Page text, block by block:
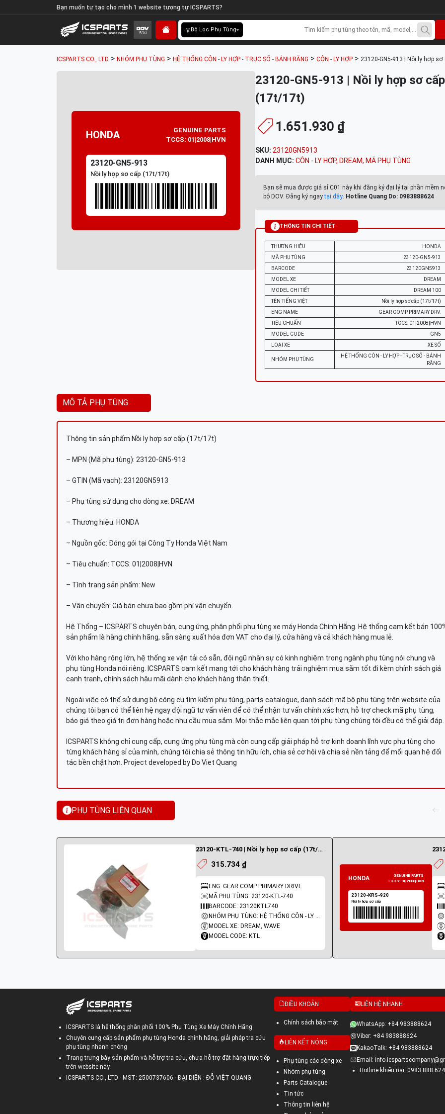
Bạn muốn tự tạo cho mình 1 website tương tự ICSPARTS?
Bộ Lọc Phụ Tùng
ICSPARTS CO., LTD > NHÓM PHỤ TÙNG > HỆ THỐNG CÔN - LY HỢP - TRỤC SỐ - BÁNH RĂNG > CÔN - LY HỢP > 23120-GN5-913 | Nồi ly hợp
HONDA
GENUINE PARTS
TCCS: 01|2008|HVN
23120-GN5-913
Nồi ly hợp sơ cấp (17t/17t)
23120-GN5-913 | Nồi ly hợp sơ cấp
(17t/17t)
1.651.930 ₫
SKU: 23120GN5913
DANH MỤC: CÔN - LY HỢP, DREAM, MÃ PHỤ TÙNG
Bạn sẽ mua được giá sỉ C01 này khi đăng ký đại lý tại phần mềm
bộ DOV. Đăng ký ngaytại đây. Hotline Quang Do: 0983888624
THÔNG TIN CHI TIẾT
THƯƠNG HIỆU
HONDA
MÃ PHỤ TÙNG
23120-GN5-913
BARCODE
23120GN5913
MODEL XE
DREAM
MODEL CHI TIẾT
DREAM 100
TÊN TIẾNG VIỆT
Nồi ly hợp sơ cấp (17t/17t)
ENG NAME
GEAR COMP PRIMARY DRV.
TIÊU CHUẨN
TCCS: 01|2008|HVN
MODEL CODE
GN5
LOẠI XE
XE SỐ
NHÓM PHỤ TÙNG
HỆ THỐNG CÔN - LY HỢP - TRỤC SỐ - BÁNH
RĂNG
MÔ TẢ PHỤ TÙNG
Thông tin sản phẩm Nồi ly hợp sơ cấp (17t/17t)
– MPN (Mã phụ tùng): 23120-GN5-913
– GTIN (Mã vạch): 23120GN5913
– Phụ tùng sử dụng cho dòng xe: DREAM
– Thương hiệu: HONDA
– Nguồn gốc: Đóng gói tại Công Ty Honda Việt Nam
– Tiêu chuẩn: TCCS: 01|2008|HVN
– Tình trạng sản phẩm: New
– Vận chuyển: Giá bán chưa bao gồm phí vận chuyển.
Hệ Thống – ICSPARTS chuyên bán, cung ứng, phân phối phụ tùng xe máy Honda Chính Hãng. Hệ thống cam kết bán
sản phẩm là hàng chính hãng, sẵn sàng xuất hóa đơn VAT cho đại lý, cửa hàng và cả khách hàng mua lẻ.
Với kho hàng rộng lớn, hệ thống xe vận tải có sẵn, đội ngũ nhân sự có kinh nghiệm trong ngành phụ tùng nói chung và
phụ tùng Honda nói riêng. ICSPARTS cam kết mang tới cho khách hàng trải nghiệm mua sắm tốt đi kèm chính sách giá
cạnh tranh, chính sách hậu mãi dành cho khách hàng thân thiết.
Ngoài việc có thể sử dụng bộ công cụ tìm kiếm phụ tùng, parts catalogue, danh sách mã bộ phụ tùng trên website của
chúng tôi bạn có thể liên hệ ngay đội ngũ tư vấn viên để có thể nhận tư vấn chính xác hơn, hỗ trợ check mã phụ tùng,
báo giá theo giá trị đơn hàng hoặc nhu cầu mua sắm. Mọi thắc mắc liên quan tới phụ tùng chúng tôi đều có thể giải đáp.
ICSPARTS không chỉ cung cấp, cung ứng phụ tùng mà còn cung cấp giải pháp hỗ trợ kinh doanh lĩnh vực phụ tùng cho
từng khách hàng sỉ của mình, chúng tôi chia sẻ thông tin hữu ích, chia sẻ cơ hội và chia sẻ nền tảng để mối quan hệ đối
tác bền chặt hơn. Project developed by Do Viet Quang
PHỤ TÙNG LIÊN QUAN
23120-KTL-740 | Nồi ly hợp sơ cấp (17t/17t)
315.734 ₫
ENG: GEAR COMP PRIMARY DRIVE
MÃ PHỤ TÙNG: 23120-KTL-740
BARCODE: 23120KTL740
NHÓM PHỤ TÙNG: HỆ THỐNG CÔN - LY HỢP - TRỤC SỐ - BÁNH RĂNG
MODEL XE: DREAM, WAVE
MODEL CODE: KTL
ICSPARTS là hệ thống phân phối 100% Phụ Tùng Xe Máy Chính Hãng
Chuyên cung cấp sản phẩm phụ tùng Honda chính hãng, giải pháp tra cứu
phụ tùng nhanh chóng
Trang trưng bày sản phẩm và hỗ trợ tra cứu, chưa hỗ trợ đặt hàng trực tiếp
trên website này
ICSPARTS CO., LTD - MST: 2500737606 - ĐẠI DIỆN : ĐỖ VIỆT QUANG
ĐIỀU KHOẢN
Chính sách bảo mật
LIÊN KẾT NÓNG
Phụ tùng các dòng xe
Nhóm phụ tùng
Parts Catalogue
Tin tức
Thông tin liên hệ
LIÊN HỆ NHANH
WhatsApp: +84 983888624
Viber: +84 983888624
KakaoTalk: +84 983888624
Email:
Hotline khiếu nại: 0983.888.624